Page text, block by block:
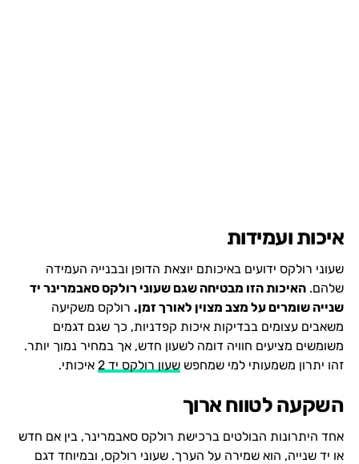
איכות ועמידות
שעוני רולקס ידועים באיכותם יוצאת הדופן ובבנייה העמידה
שלהם. האיכות הזו מבטיחה שגם שעוני רולקס סאבמרינר יד
שנייה שומרים על מצב מצוין לאורך זמן.רולקס משקיעה
משאבים עצומים בבדיקות איכות קפדניות, כך שגם דגמים
משומשים מציעים חוויה דומה לשעון חדש, אך במחיר נמוך יותר.
זהו יתרון משמעותי למי שמחפש שעון רולקס יד 2 איכותי.
השקעה לטווח ארוך
אחד היתרונות הבולטים ברכישת רולקס סאבמרינר, בין אם חדש
או יד שנייה, הוא שמירה על הערך. שעוני רולקס, ובמיוחד דגם